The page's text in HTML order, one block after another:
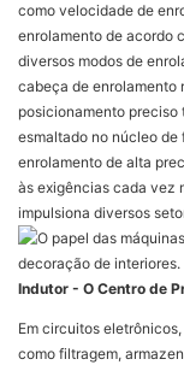
como velocidade de
enrolamento de acordo
diversos modos de
cabeça de enrolamento
posicionamento preciso
esmaltado no núcleo de
enrolamento de alta
às exigências cada vez
impulsiona diversos
Indutor - O Centro de
Em circuitos
como filtragem,